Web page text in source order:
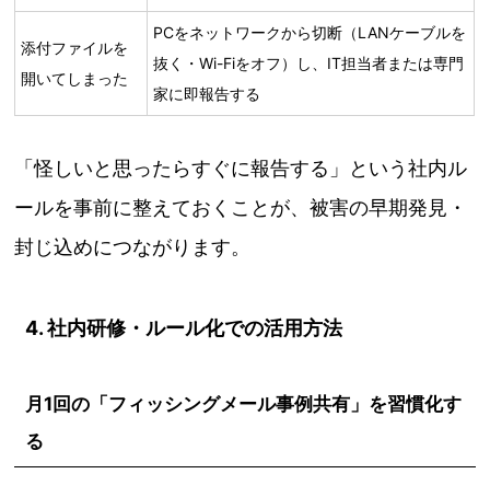
添付ファイルを
開いてしまった
PCをネットワークから切断（LANケーブルを
抜く・Wi-Fiをオフ）し、IT担当者または専門
家に即報告する
「怪しいと思ったらすぐに報告する」という社内ル
ールを事前に整えておくことが、被害の早期発見・
封じ込めにつながります。
4. 社内研修・ルール化での活用方法
月1回の「フィッシングメール事例共有」を習慣化す
る